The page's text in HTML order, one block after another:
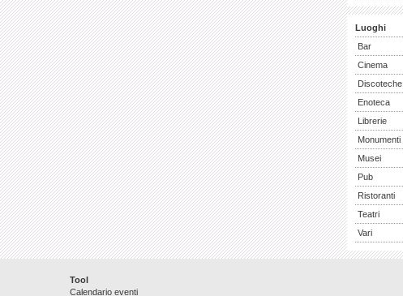
Luoghi
Bar
Cinema
Discoteche
Enoteca
Librerie
Monumenti
Musei
Pub
Ristoranti
Teatri
Vari
Tool
Calendario eventi